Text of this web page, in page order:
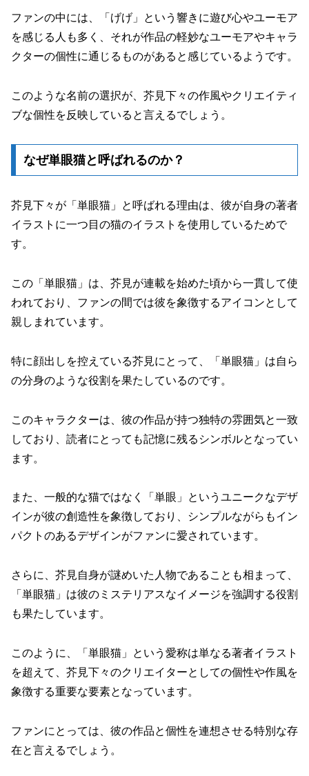
ファンの中には、「げげ」という響きに遊び心やユーモア
を感じる人も多く、それが作品の軽妙なユーモアやキャラ
クターの個性に通じるものがあると感じているようです。
このような名前の選択が、芥見下々の作風やクリエイティ
ブな個性を反映していると言えるでしょう。
なぜ単眼猫と呼ばれるのか？
芥見下々が「単眼猫」と呼ばれる理由は、彼が自身の著者
イラストに一つ目の猫のイラストを使用しているためで
す。
この「単眼猫」は、芥見が連載を始めた頃から一貫して使
われており、ファンの間では彼を象徴するアイコンとして
親しまれています。
特に顔出しを控えている芥見にとって、「単眼猫」は自ら
の分身のような役割を果たしているのです。
このキャラクターは、彼の作品が持つ独特の雰囲気と一致
しており、読者にとっても記憶に残るシンボルとなってい
ます。
また、一般的な猫ではなく「単眼」というユニークなデザ
インが彼の創造性を象徴しており、シンプルながらもイン
パクトのあるデザインがファンに愛されています。
さらに、芥見自身が謎めいた人物であることも相まって、
「単眼猫」は彼のミステリアスなイメージを強調する役割
も果たしています。
このように、「単眼猫」という愛称は単なる著者イラスト
を超えて、芥見下々のクリエイターとしての個性や作風を
象徴する重要な要素となっています。
ファンにとっては、彼の作品と個性を連想させる特別な存
在と言えるでしょう。